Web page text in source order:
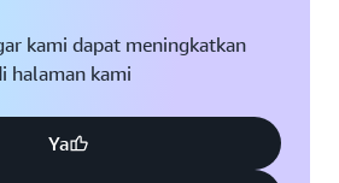
kami dapat meningkatkan
halaman kami
Ya